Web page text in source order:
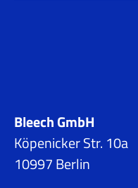
Bleech GmbH
Köpenicker Str. 10a
10997 Berlin